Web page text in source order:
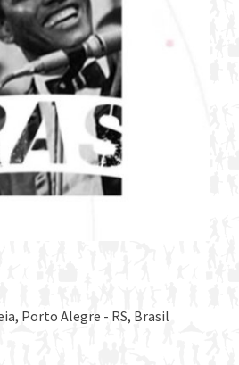
Porto Alegre - RS, Brasil